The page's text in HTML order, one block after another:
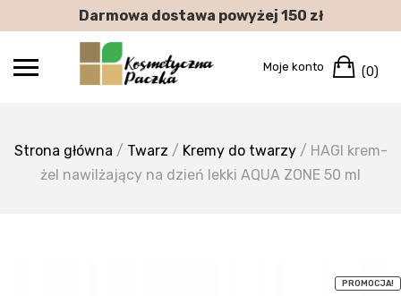
to
Darmowa dostawa powyżej 150 zł
Moje konto (0)
Strona główna / Twarz / Kremy do twarzy/ HAGI krem-
żel nawilżający na dzień lekki AQUA ZONE 50 ml
PROMOCJA!